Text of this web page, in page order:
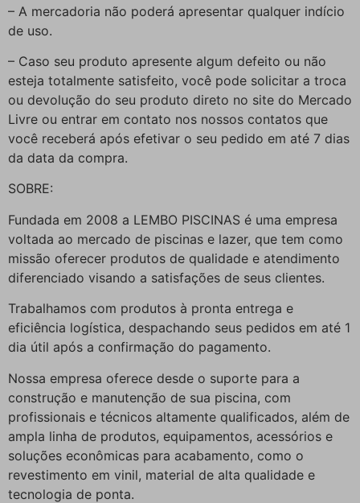
– A mercadoria não poderá apresentar qualquer indício
de uso.
– Caso seu produto apresente algum defeito ou não
esteja totalmente satisfeito, você pode solicitar a troca
ou devolução do seu produto direto no site do Mercado
Livre ou entrar em contato nos nossos contatos que
você receberá após efetivar o seu pedido em até 7 dias
da data da compra.
SOBRE:
Fundada em 2008 a LEMBO PISCINAS é uma empresa
voltada ao mercado de piscinas e lazer, que tem como
missão oferecer produtos de qualidade e atendimento
diferenciado visando a satisfações de seus clientes.
Trabalhamos com produtos à pronta entrega e
eficiência logística, despachando seus pedidos em até 1
dia útil após a confirmação do pagamento.
Nossa empresa oferece desde o suporte para a
construção e manutenção de sua piscina, com
profissionais e técnicos altamente qualificados, além de
ampla linha de produtos, equipamentos, acessórios e
soluções econômicas para acabamento, como o
revestimento em vinil, material de alta qualidade e
tecnologia de ponta.